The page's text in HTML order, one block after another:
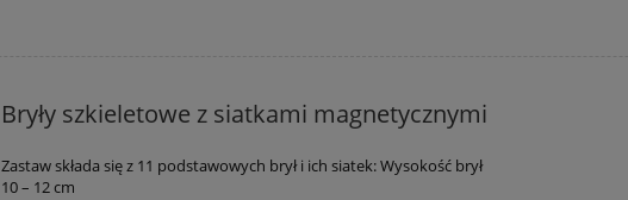
Bryły szkieletowe z siatkami magnetycznymi
Zastaw składa się z 11 podstawowych brył i ich siatek: Wysokość brył
10 – 12 cm